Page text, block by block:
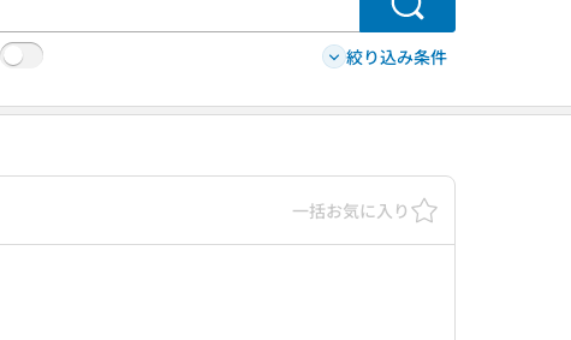
検索
絞り込み条件
一括お気に入り